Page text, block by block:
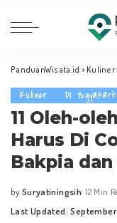
PanduanWisata.id > Kuliner
Kuliner DI
11 Oleh-
Harus Di
Bakpia
Posted
by
by Suryatiningsih 12 Min
Last Updated: